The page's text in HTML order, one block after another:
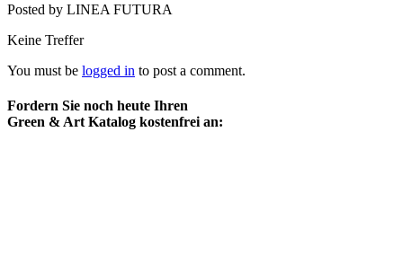
Posted by LINEA FUTURA
Keine Treffer
You must be logged in to post a comment.
Fordern Sie noch heute Ihren
Green & Art Katalog kostenfrei an: